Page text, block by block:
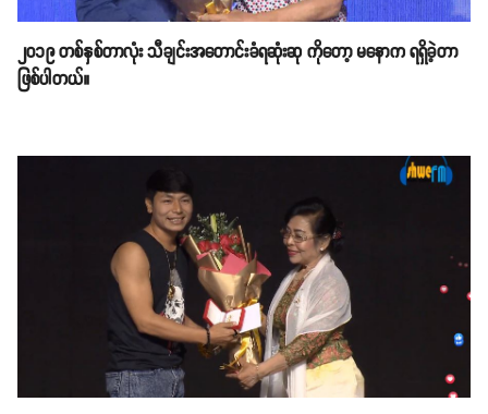
၂၀၁၉ တစ်နှစ်တာလုံး သီချင်းအတောင်းခံရဆုံးဆု ကိုတော့ မနောက ရရှိခဲ့တာ
ဖြစ်ပါတယ်။